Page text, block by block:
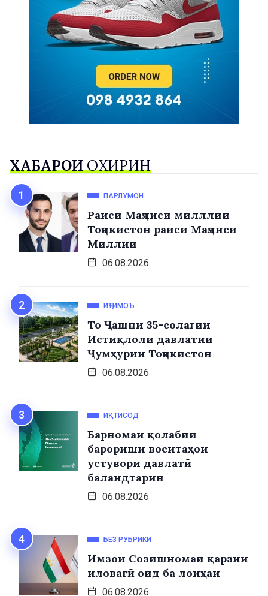
ХАБАРҲОИОХИРИН
ПАРЛУМОН
Раиси Маҷлиси милллии
Тоҷикистон раиси Маҷлиси
Миллии
06.08.2026
ИҶТИМОЪ
То Ҷашни 35-солагии
Истиқлоли давлатии
Ҷумҳурии Тоҷикистон
06.08.2026
ИҚТИСОД
Барномаи қолабии
барориши воситаҳои
устувори давлатӣ
баландтарин
06.08.2026
БЕЗ РУБРИКИ
Имзои Созишномаи қарзии
иловагӣ оид ба лоиҳаи
06.08.2026